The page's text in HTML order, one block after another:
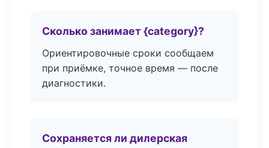
Сколько занимает {category}?
Ориентировочные сроки сообщаем
при приёмке, точное время — после
диагностики.
Сохраняется ли дилерская